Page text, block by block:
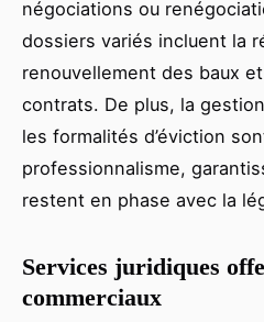
négociations ou
dossiers variés incluent la
renouvellement des baux
contrats. De plus, la
les formalités d’éviction
professionnalisme,
restent en phase avec la
Services juridiques
commerciaux